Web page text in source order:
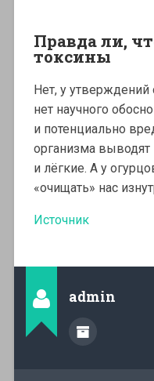
Правда ли,
токсины
Нет, у
нет научного
и потенциально
организма выводят
и лёгкие. А у
«очищать» нас
Источник
admin